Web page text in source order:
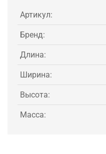
Артикул:
Бренд:
Длина:
Ширина:
Высота:
Масса: